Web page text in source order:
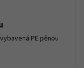
PE pěnou